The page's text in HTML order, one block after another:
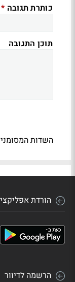
כותרת תגובה *
תוכן התגובה
השדות
הורדת
הרשמה לדיוור